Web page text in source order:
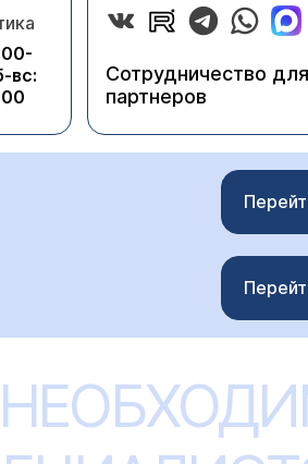
вс:
Сотрудничество для
партнеров